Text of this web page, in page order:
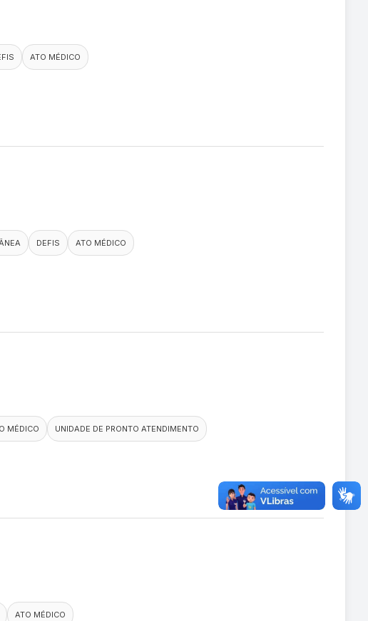
ATO MÉDICO
DEFIS
ATO MÉDICO
MÉDICO UNIDADE DE PRONTO ATENDIMENTO
ATO MÉDICO